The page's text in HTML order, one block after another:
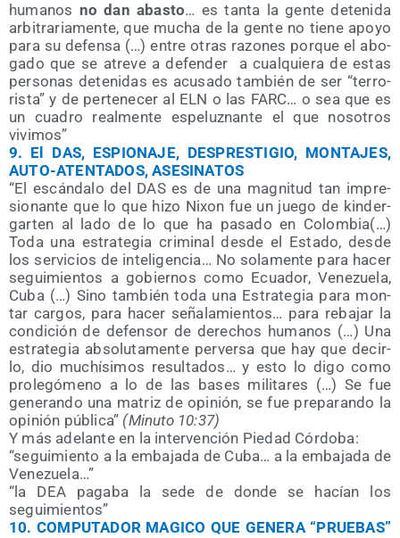
huma­nos no dan abas­to… es tan­ta la gen­te dete­ni­da
arbi­tra­ria­men­te, que mucha de la gen­te no tie­ne apo­yo
para su defen­sa (…) entre otras razo­nes por­que el abo­
ga­do que se atre­ve a defen­der
a cual­quie­ra de estas
per­so­nas dete­ni­das es acu­sa­do tam­bién de ser “terro­
ris­ta” y de per­te­ne­cer al ELN o las FARC… o sea que es
un cua­dro real­men­te espe­luz­nan­te el que noso­tros
vivimos”
9. El DAS, ESPIONAJE, DESPRESTIGIO, MONTAJES,
AUTO-ATENTADOS, ASESINATOS
“El escán­da­lo del DAS es de una mag­ni­tud tan impre­
sio­nan­te que lo que hizo Nixon fue un jue­go de kin­der­
gar­ten al lado de lo que ha pasa­do en Colom­bia(…)
Toda una estra­te­gia cri­mi­nal des­de el Esta­do, des­de
los ser­vi­cios de inte­li­gen­cia… No sola­men­te para hacer
segui­mien­tos a gobier­nos como Ecua­dor, Vene­zue­la,
Cuba (…) Sino tam­bién toda una Estra­te­gia para mon­
tar car­gos, para hacer seña­la­mien­tos… para reba­jar la
con­di­ción de defen­sor de dere­chos huma­nos (…) Una
estra­te­gia abso­lu­ta­men­te per­ver­sa que hay que decir­
lo, dio muchí­si­mos resul­ta­dos… y esto lo digo como
pro­le­gó­meno a lo de las bases mili­ta­res (…) Se fue
gene­ran­do una matriz de opi­nión, se fue pre­pa­ran­do la
opi­nión públi­ca” (Minu­to 10:37)
Y más ade­lan­te en la inter­ven­ción Pie­dad Córdoba:
“segui­mien­to a la emba­ja­da de Cuba… a la emba­ja­da de
Venezuela…”
“la DEA paga­ba la sede de don­de se hacían los
seguimientos”
10. COMPUTADOR MAGICO QUE GENERA “PRUEBAS”